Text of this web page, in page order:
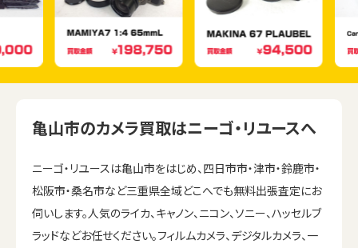
亀山市のカメラ買取はニーゴ・リユースへ
ニーゴ・リユースは亀山市をはじめ、四日市市・津市・鈴鹿市・
松阪市・桑名市など三重県全域どこへでも無料出張査定にお
伺いします。人気のライカ、キャノン、ニコン、ソニー、ハッセルブ
ラッドなどお任せください。フィルムカメラ、デジタルカメラ、一